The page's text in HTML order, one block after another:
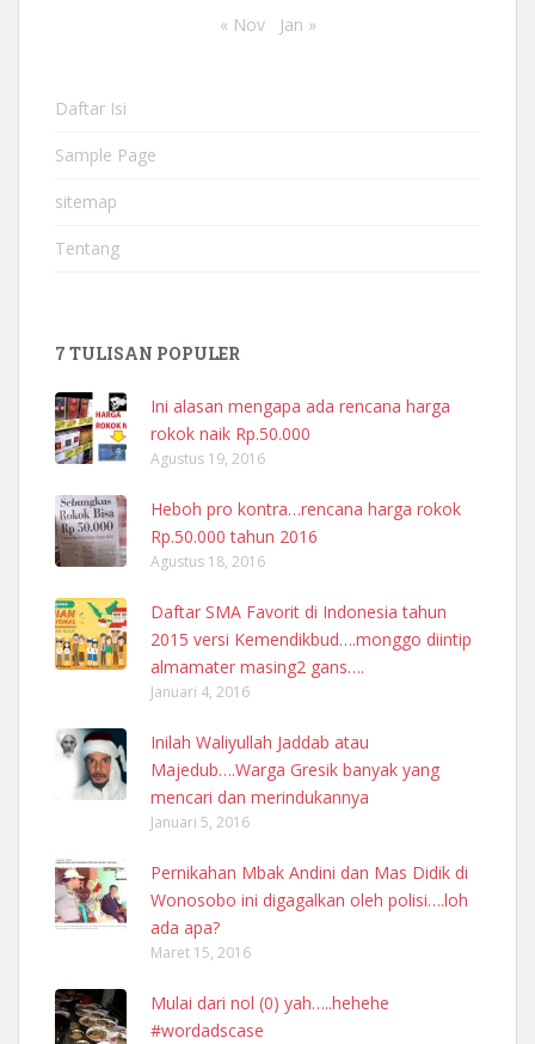
« Nov Jan »
Daftar Isi
Sample Page
sitemap
Tentang
7 TULISAN POPULER
Ini alasan mengapa ada rencana harga
rokok naik Rp.50.000
Agustus 19, 2016
Heboh pro kontra…rencana harga rokok
Rp.50.000 tahun 2016
Agustus 18, 2016
Daftar SMA Favorit di Indonesia tahun
2015 versi Kemendikbud….monggo diintip
almamater masing2 gans….
Januari 4, 2016
Inilah Waliyullah Jaddab atau
Majedub….Warga Gresik banyak yang
mencari dan merindukannya
Januari 5, 2016
Pernikahan Mbak Andini dan Mas Didik di
Wonosobo ini digagalkan oleh polisi….loh
ada apa?
Maret 15, 2016
Mulai dari nol (0) yah…..hehehe
#wordadscase